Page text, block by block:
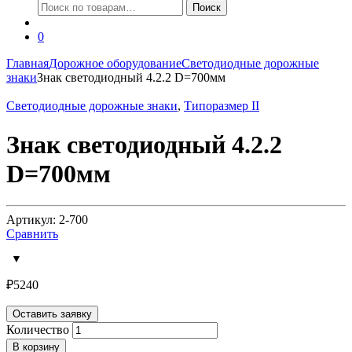
Искать:
Поиск
0
ГлавнаяДорожное оборудованиеСветодиодные дорожные
знакиЗнак светодиодный 4.2.2 D=700мм
Светодиодные дорожные знаки, Типоразмер II
Знак светодиодный 4.2.2
D=700мм
Артикул: 2-700
Сравнить
₽5240
Оставить заявку
Количество
В корзину